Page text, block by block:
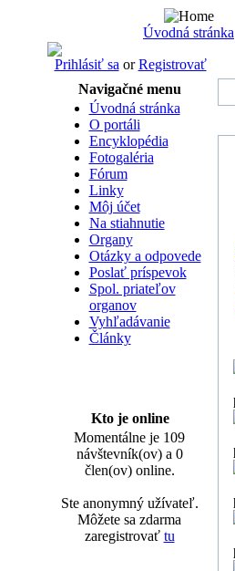
Úvodná stránka
Prihlásiť sa orRegistrovať
Navigačné menu
Úvodná stránka
O portáli
Encyklopédia
Fotogaléria
Fórum
Linky
Môj účet
Na stiahnutie
Organy
Otázky a odpovede
Poslať príspevok
Spol. priateľov
organov
Vyhľadávanie
Články
Kto je online
Momentálne je 109
návštevník(ov) a 0
člen(ov) online.
Ste anonymný užívateľ.
Môžete sa zdarma
zaregistrovať tu